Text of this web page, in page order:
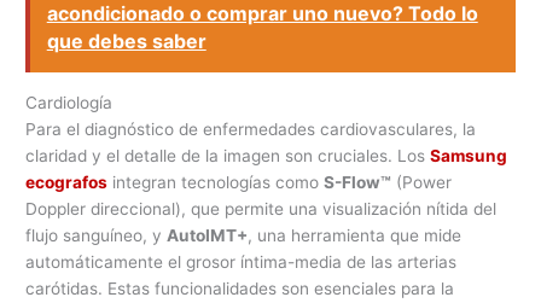
acondicionado o comprar uno nuevo? Todo lo
que debes saber
Cardiología
Para el diagnóstico de enfermedades cardiovasculares, la
claridad y el detalle de la imagen son cruciales. LosSamsung
ecografos integran tecnologías comoS-Flow™ (Power
Doppler direccional), que permite una visualización nítida del
flujo sanguíneo, y AutoIMT+, una herramienta que mide
automáticamente el grosor íntima-media de las arterias
carótidas. Estas funcionalidades son esenciales para la